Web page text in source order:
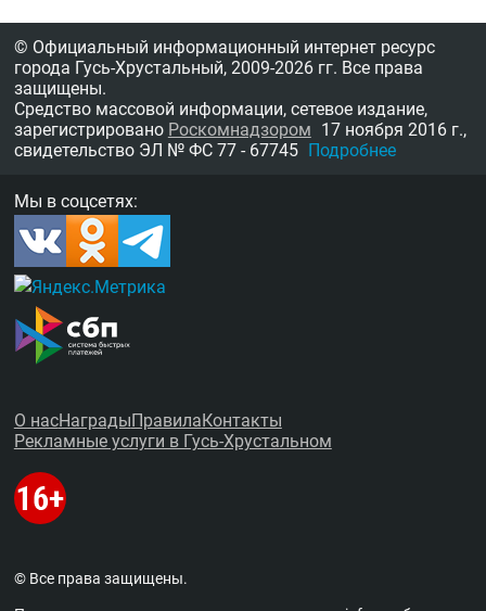
© Официальный информационный интернет ресурс
города Гусь-Хрустальный, 2009-2026 гг. Все права
защищены.
Средство массовой информации, сетевое издание,
зарегистрировано Роскомнадзором 17 ноября 2016 г.,
свидетельство ЭЛ № ФС 77 - 67745 Подробнее
Мы в соцсетях:
О насНаградыПравилаКонтакты
Рекламные услуги в Гусь-Хрустальном
© Все права защищены.